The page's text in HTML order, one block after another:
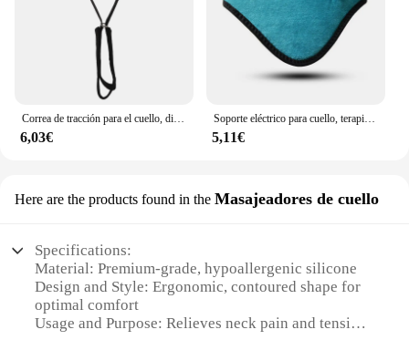
Correa de tracción para el cuello, dispositivo de tracción Cervical, mango cómodo, portátil, en forma de Y, alineación de la columna vertebral, Oficina
6,03€
Soporte eléctrico para cuello, terapia de fatiga de vértebra Cervical, alivio del dolor de cuello, correa, herramienta de cuidado de la salud, ensanchador de cuello
5,11€
Here are the products found in the Masajeadores de cuello
Specifications:
Material: Premium-grade, hypoallergenic silicone
Design and Style: Ergonomic, contoured shape for
optimal comfort
Usage and Purpose: Relieves neck pain and tension